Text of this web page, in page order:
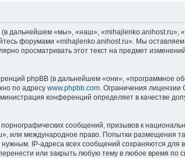
дальнейшем «мы», «наш», «mihajlenko.anihost.ru»,
форумами «mihajlenko.anihost.ru». Мы
просматривать этот текст на предмет
phpBB (в дальнейшем «они», «программное
по адресу www.phpbb.com. Ограничения лицензии
конференций определяет в качестве
сообщений, призывов к
или международное право. Попытки размещения
IP-адреса всех сообщений сохраняются для
или закрыть любую тему в любое время по